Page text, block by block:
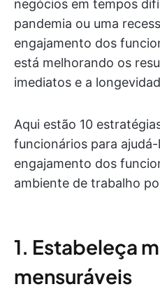
negócios em tempos
pandemia ou uma
engajamento dos
está melhorando os
imediatos e a
Aqui estão 10
funcionários para
engajamento dos
ambiente de trabalho
1. Estabeleça
mensuráveis